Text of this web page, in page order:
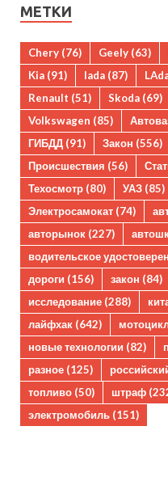
МЕТКИ
Chery (76) Geely (63)
Kia (91) lada (87)
Renault (51) Skoda (69)
Volkswagen (85)
ГИБДД (91) Закон (556)
Происшествия (56)
Техосмотр (80) УАЗ (85)
Электросамокат (74)
авторынок (227)
водительское
дороги (156) закон (84)
исследование (288)
лайфхак (642)
новые технологии (82)
разное (125)
топливо (50) штраф
электромобиль (151)